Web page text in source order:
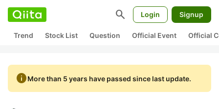
search Login Signup
Trend Stock List Question Official Event Official
infoMore than 5 years have passed since last update.